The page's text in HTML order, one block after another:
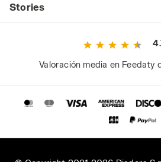
Stories
Valoración media en Feedaty